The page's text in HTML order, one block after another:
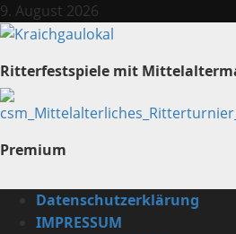
Zum
Inhalt
9. August 2026
Ritterfestspiele mit
Premium
Primäres
Menü
Datenschutzerklärung
IMPRESSUM